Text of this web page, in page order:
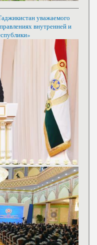
уважаемого
внутренней и